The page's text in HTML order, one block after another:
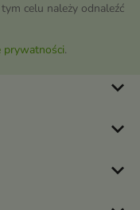
celu należy odnaleźć
prywatności.
keyboard_arrow_down
keyboard_arrow_down
keyboard_arrow_down